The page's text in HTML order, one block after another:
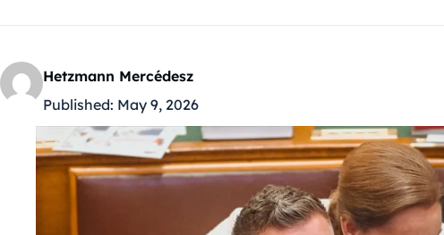
Hetzmann Mercédesz
Published: May 9, 2026